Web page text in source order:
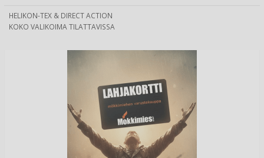
HELIKON-TEX & DIRECT ACTION
KOKO VALIKOIMA TILATTAVISSA